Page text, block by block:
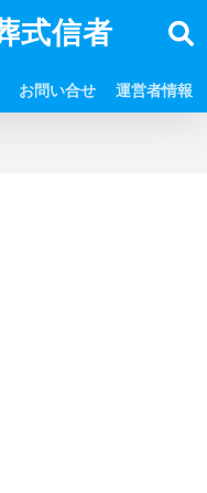
お問い合せ 運営者情報